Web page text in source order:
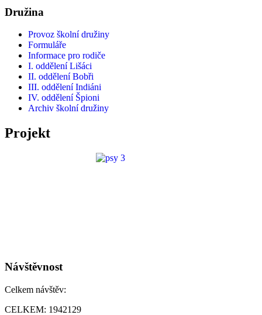
Družina
Provoz školní družiny
Formuláře
Informace pro rodiče
I. oddělení Lišáci
II. oddělení Bobři
III. oddělení Indiáni
IV. oddělení Špioni
Archiv školní družiny
Projekt
Návštěvnost
Celkem návštěv:
CELKEM: 1942129